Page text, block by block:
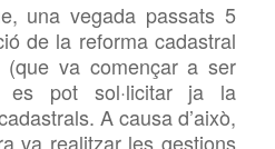
una vegada passats 5
de la reforma cadastral
(que va començar a ser
es pot sol·licitar ja la
A causa d’això,
va realitzar les gestions